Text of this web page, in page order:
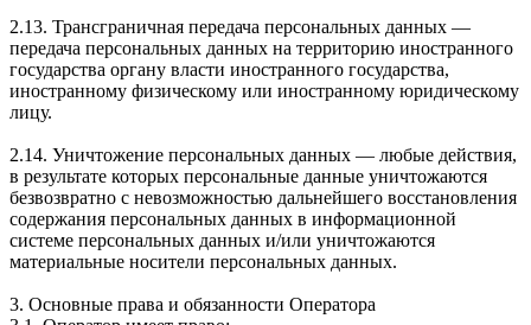
2.13. Трансграничная передача персональных данных —
передача персональных данных на территорию иностранного
государства органу власти иностранного государства,
иностранному физическому или иностранному юридическому
лицу.
2.14. Уничтожение персональных данных — любые действия,
в результате которых персональные данные уничтожаются
безвозвратно с невозможностью дальнейшего восстановления
содержания персональных данных в информационной
системе персональных данных и/или уничтожаются
материальные носители персональных данных.
3. Основные права и обязанности Оператора